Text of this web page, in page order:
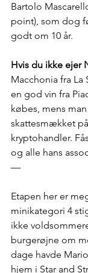
Bartolo
point), som dog
godt om 10 år.
Hvis du ikke ejer
Macchonia fra
en god vin fra
købes, mens
skattesmækket
kryptohandler.
og alle hans
—
Etapen her er
minikategori 4
ikke
burgerøjne om
dage havde
hjem i Star and